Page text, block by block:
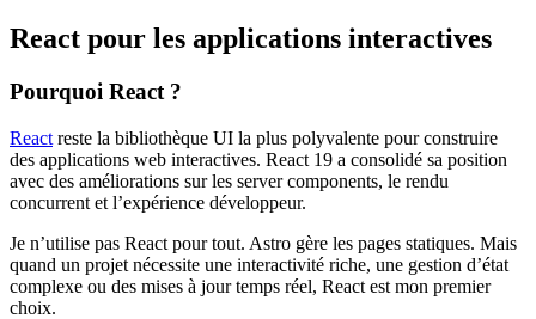
React pour les applications interactives
Pourquoi React ?
React reste la bibliothèque UI la plus polyvalente pour construire
des applications web interactives. React 19 a consolidé sa position
avec des améliorations sur les server components, le rendu
concurrent et l’expérience développeur.
Je n’utilise pas React pour tout. Astro gère les pages statiques. Mais
quand un projet nécessite une interactivité riche, une gestion d’état
complexe ou des mises à jour temps réel, React est mon premier
choix.